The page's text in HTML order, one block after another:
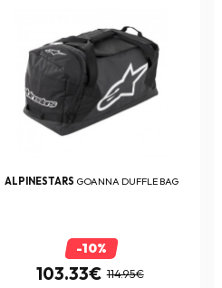
ALPINESTARS GOANNA DUFFLE BAG
-10%
103.33€ 114.95€